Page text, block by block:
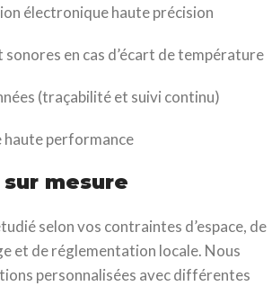
électronique haute précision
en cas d’écart de température
(traçabilité et suivi continu)
performance
mesure
selon vos contraintes d’espace, de
et de réglementation locale. Nous
personnalisées avec différentes